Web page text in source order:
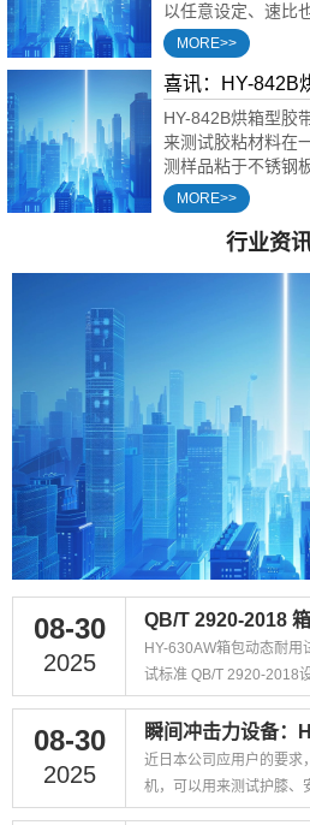
以任意设定、速比
MORE>>
喜讯：HY-842B
在四川著名胶粘
HY-842B烘箱型胶
来测试胶粘材料在
测样品粘于不锈钢
MORE>>
行业资
08-30
2025
HY-630AW箱包动态耐用
试标准 QB/T 2920-2018
08-30
2025
近日本公司应用户的要求
机，可以用来测试护膝、
性。 该机最大特点是采...